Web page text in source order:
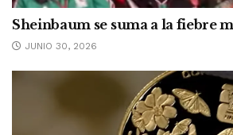
Sheinbaum se suma a la fiebre
JUNIO 30, 2026